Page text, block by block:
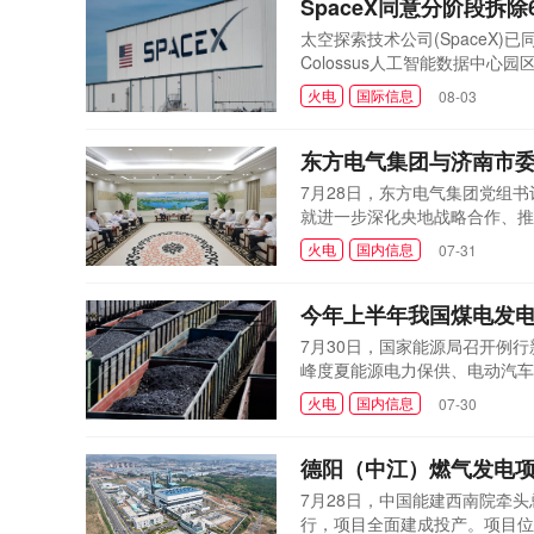
SpaceX同意分阶段拆
太空探索技术公司(SpaceX)已
Colossus人工智能数据中心园
环境质量部达成协议，明确拆
近，与田纳西州孟菲斯的
火电 国际信息 08-03
东方电气集团与济南市
7月28日，东方电气集团党组
就进一步深化央地战略合作、
电气集团党组成员、副总经理
气集团的关心支持，他表示，
火电 国内信息 07-31
今年上半年我国煤电发
7月30日，国家能源局召开例
峰度夏能源电力保供、电动汽
会上，国家能源局发展规划司
效：一是能源安全保障能力稳
火电 国内信息 07-30
德阳（中江）燃气发电
7月28日，中国能建西南院牵
行，项目全面建成投产。项目